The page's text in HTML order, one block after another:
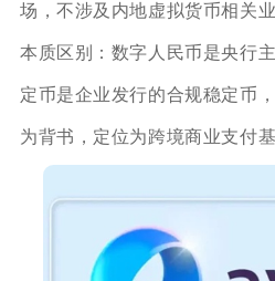
场，不涉及内地虚拟货币相关
本质区别：数字人民币是央行
定币是企业发行的合规稳定币
为背书，定位为跨境商业支付基